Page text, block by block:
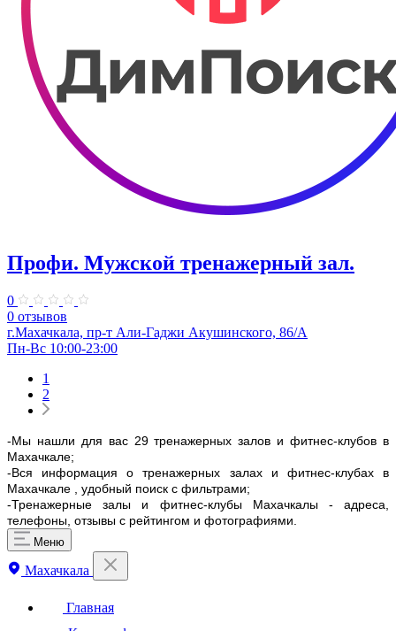
Профи. Мужской тренажерный зал.
0
0 отзывов
г.Махачкала, пр-т Али-Гаджи Акушинского, 86/А
Пн-Вс 10:00-23:00
1
2
-Мы нашли для вас 29 тренажерных залов и фитнес-клубов в
Махачкале;
-Вся информация о тренажерных залах и фитнес-клубах в
Махачкале , удобный поиск с фильтрами;
-Тренажерные залы и фитнес-клубы Махачкалы - адреса,
телефоны, отзывы с рейтингом и фотографиями.
Меню
Махачкала
Главная